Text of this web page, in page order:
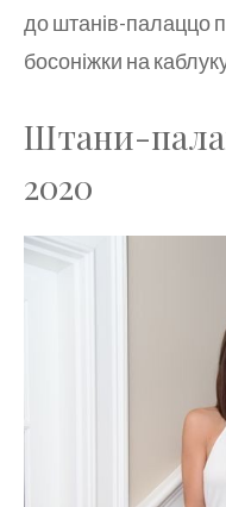
до штанів-палаццо
босоніжки на
Штани-
2020